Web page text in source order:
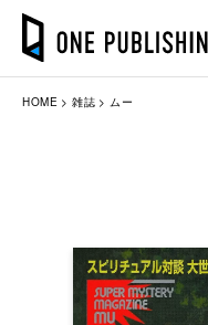
HOME 雑誌 ムー